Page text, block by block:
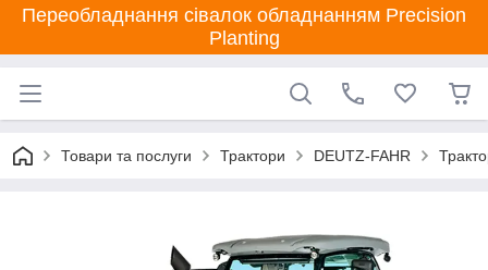
Переобладнання сівалок обладнанням Precision
Planting
Товари та послуги Трактори DEUTZ-FAHR